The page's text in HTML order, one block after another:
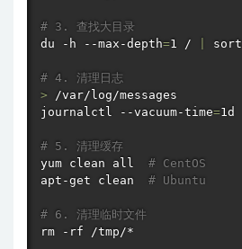
# 3. 查找大目录
du -h --max-depth=1 / sort
# 4. 清理日志
> /var/log/messages
journalctl --vacuum-time=1d
# 5. 清理缓存
yum clean all # CentOS
apt-get clean # Ubuntu
# 6. 清理临时文件
rm -rf /tmp/*